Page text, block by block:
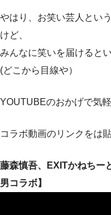
やはり、お笑い芸人とい
けど、
みんなに笑いを届けると
(どこから目線や）
YOUTUBEのおかげで気
コラボ動画のリンクをは
藤森慎吾、EXITかねちー
男コラボ】